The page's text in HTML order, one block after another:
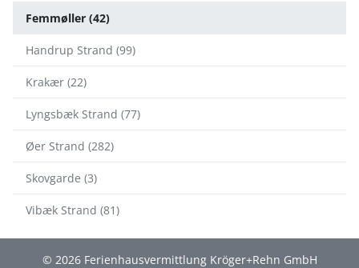
Femmøller (42)
Handrup Strand (99)
Krakær (22)
Lyngsbæk Strand (77)
Øer Strand (282)
Skovgarde (3)
Vibæk Strand (81)
© 2026 Ferienhausvermittlung Kröger+Rehn GmbH